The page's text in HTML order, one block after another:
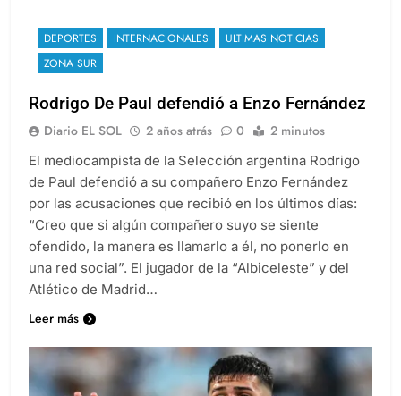
DEPORTES INTERNACIONALES
ULTIMAS NOTICIAS
ZONA SUR
Rodrigo De Paul defendió a Enzo Fernández
Diario EL SOL 2 años atrás 0 2 minutos
El mediocampista de la Selección argentina Rodrigo
de Paul defendió a su compañero Enzo Fernández
por las acusaciones que recibió en los últimos días:
“Creo que si algún compañero suyo se siente
ofendido, la manera es llamarlo a él, no ponerlo en
una red social”. El jugador de la “Albiceleste” y del
Atlético de Madrid…
Leer más